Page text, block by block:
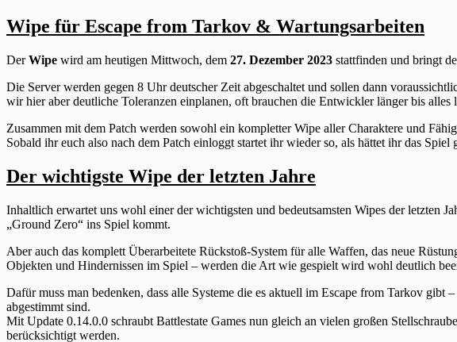
Wipe für Escape from Tarkov & Wartungsarbeiten
DerWipe wird am heutigen Mittwoch, dem 27. Dezember 2023 stattfinden und bringt
Die Server werden gegen 8 Uhr deutscher Zeit abgeschaltet und sollen dann
wir hier aber deutliche Toleranzen einplanen, oft brauchen die Entwickler länger bis alles
Zusammen mit dem Patch werden sowohl ein kompletter Wipe aller Charaktere und
Sobald ihr euch also nach dem Patch einloggt startet ihr wieder so, als hättet ihr das Spiel
Der wichtigste Wipe der letzten Jahre
Inhaltlich erwartet uns wohl einer der wichtigsten und bedeutsamsten Wipes der letzten
„Ground Zero“ ins Spiel kommt.
Aber auch das komplett Überarbeitete Rückstoß-System für alle Waffen, das neue
Objekten und Hindernissen im Spiel – werden die Art wie gespielt wird wohl deutlich
Dafür muss man bedenken, dass alle Systeme die es aktuell im Escape from Tarkov
abgestimmt sind.
Mit Update 0.14.0.0 schraubt Battlestate Games nun gleich an vielen großen
berücksichtigt werden.